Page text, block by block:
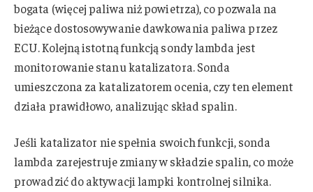
bogata (więcej paliwa niż powietrza), co pozwala na
bieżące dostosowywanie dawkowania paliwa przez
ECU. Kolejną istotną funkcją sondy lambda jest
monitorowanie stanu katalizatora. Sonda
umieszczona za katalizatorem ocenia, czy ten element
działa prawidłowo, analizując skład spalin.
Jeśli katalizator nie spełnia swoich funkcji, sonda
lambda zarejestruje zmiany w składzie spalin, co może
prowadzić do aktywacji lampki kontrolnej silnika.